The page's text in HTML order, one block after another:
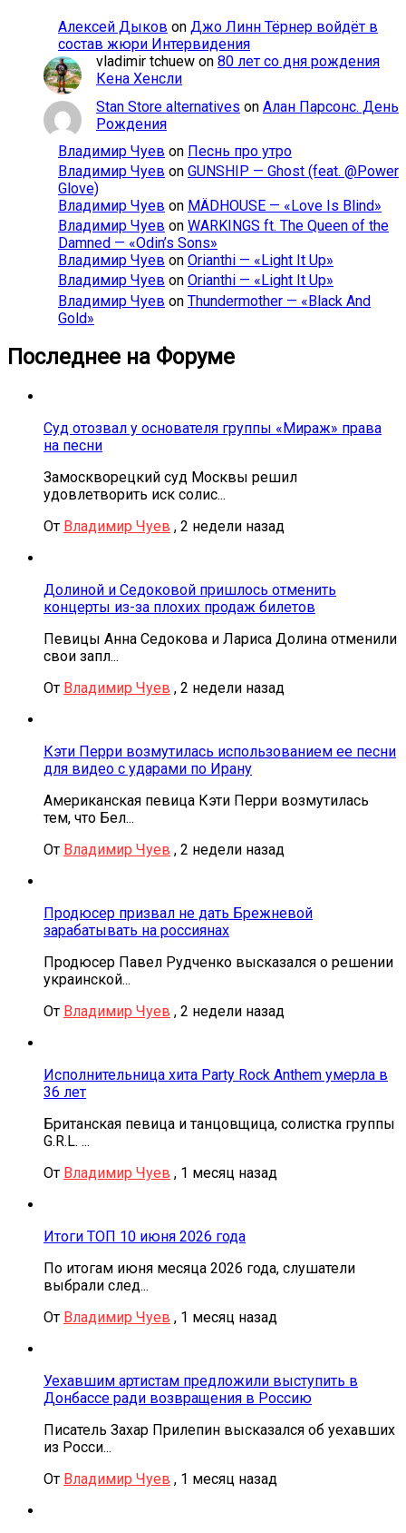
Алексей Дыков on Джо Линн Тёрнер войдёт в
состав жюри Интервидения
vladimir tchuew on 80 лет со дня рождения
Кена Хенсли
Stan Store alternatives on Алан Парсонс. День
Рождения
Владимир Чуев on Песнь про утро
Владимир Чуев on GUNSHIP — Ghost (feat. @Power
Glove)
Владимир Чуев on MÄDHOUSE — «Love Is Blind»
Владимир Чуев on WARKINGS ft. The Queen of the
Damned — «Odin’s Sons»
Владимир Чуев on Orianthi — «Light It Up»
Владимир Чуев on Orianthi — «Light It Up»
Владимир Чуев on Thundermother — «Black And
Gold»
Последнее на Форуме
Суд отозвал у основателя группы «Мираж» права
на песни
Замоскворецкий суд Москвы решил
удовлетворить иск солис...
От Владимир Чуев , 2 недели назад
Долиной и Седоковой пришлось отменить
концерты из-за плохих продаж билетов
Певицы Анна Седокова и Лариса Долина отменили
свои запл...
От Владимир Чуев , 2 недели назад
Кэти Перри возмутилась использованием ее песни
для видео с ударами по Ирану
Американская певица Кэти Перри возмутилась
тем, что Бел...
От Владимир Чуев , 2 недели назад
Продюсер призвал не дать Брежневой
зарабатывать на россиянах
Продюсер Павел Рудченко высказался о решении
украинской...
От Владимир Чуев , 2 недели назад
Исполнительница хита Party Rock Anthem умерла в
36 лет
Британская певица и танцовщица, солистка группы
G.R.L. ...
От Владимир Чуев , 1 месяц назад
Итоги ТОП 10 июня 2026 года
По итогам июня месяца 2026 года, слушатели
выбрали след...
От Владимир Чуев , 1 месяц назад
Уехавшим артистам предложили выступить в
Донбассе ради возвращения в Россию
Писатель Захар Прилепин высказался об уехавших
из Росси...
От Владимир Чуев , 1 месяц назад